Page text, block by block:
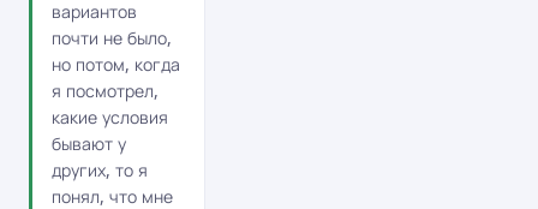
вариантов
почти не было,
но потом, когда
я посмотрел,
какие условия
бывают у
других, то я
понял, что мне